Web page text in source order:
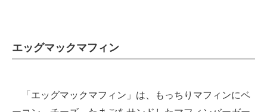
電子設計の基本と応用
建設×テクノロジーの最前線
エッグマックマフィン
「エッグマックマフィン」は、もっちりマフィンにベ